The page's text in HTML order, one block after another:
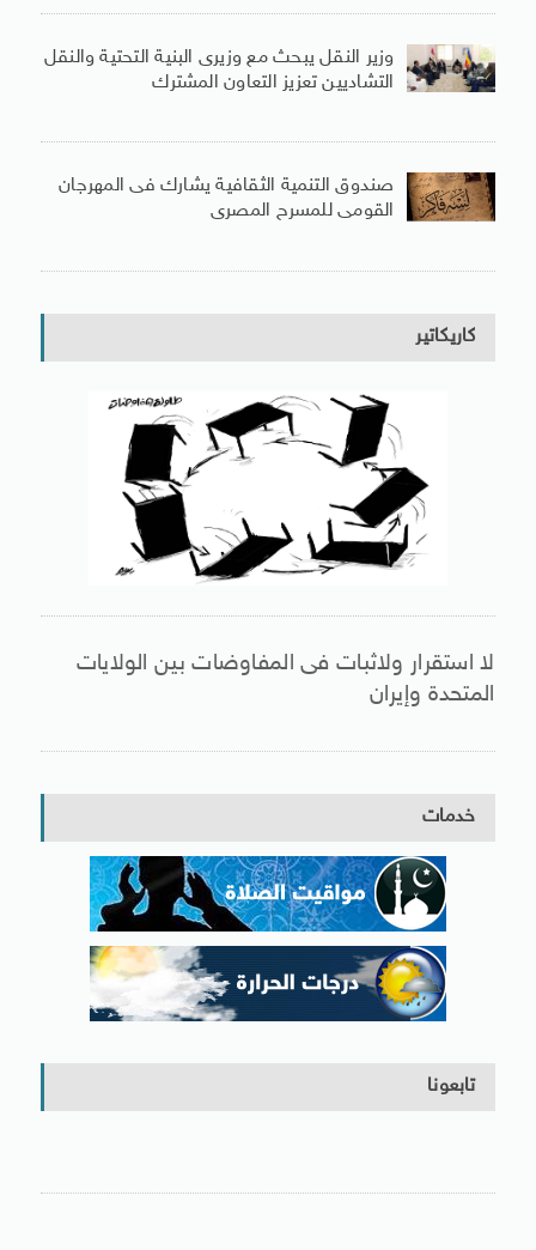
وزير النقل يبحث مع وزيرى البنية التحتية والنقل
التشاديين تعزيز التعاون المشترك
صندوق التنمية الثقافية يشارك فى المهرجان
القومى للمسرح المصرى
كاريكاتير
لا استقرار ولاثبات فى المفاوضات بين الولايات
المتحدة وإيران
خدمات
تابعونا